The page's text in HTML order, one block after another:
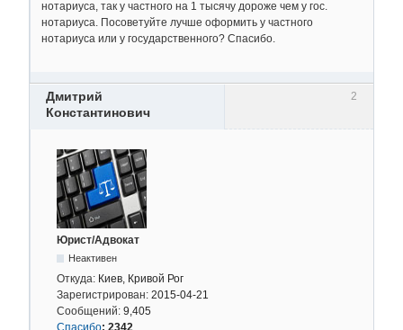
нотариуса, так у частного на 1 тысячу дороже чем у гос.
нотариуса. Посоветуйте лучше оформить у частного
нотариуса или у государственного? Спасибо.
2
Дмитрий
Константинович
Юрист/Адвокат
Неактивен
Откуда: Киев, Кривой Рог
Зарегистрирован: 2015-04-21
Сообщений: 9,405